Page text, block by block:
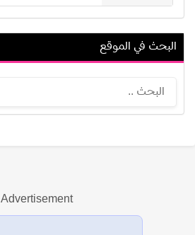
ليلى سلطان
عرض الكل
البحث في الموقع
Advertisement